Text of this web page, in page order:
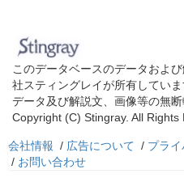
このデータベースのデータおよ
社スティングレイが所有していま
データ及び解説文、画像等の無断
Copyright (C) Stingray. All Rights
会社情報 / 広告について / プラ
/ お問い合わせ